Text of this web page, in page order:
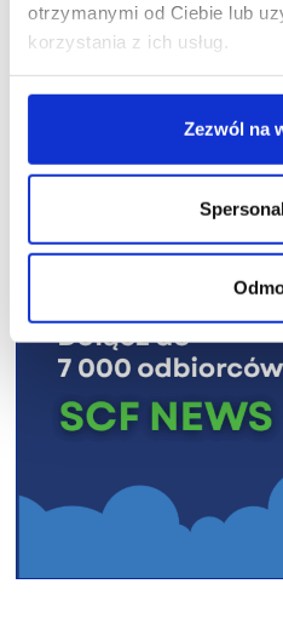
otrzymanymi od Ciebie lub
korzystania z ich usług.
Zezwól na
R E K L A